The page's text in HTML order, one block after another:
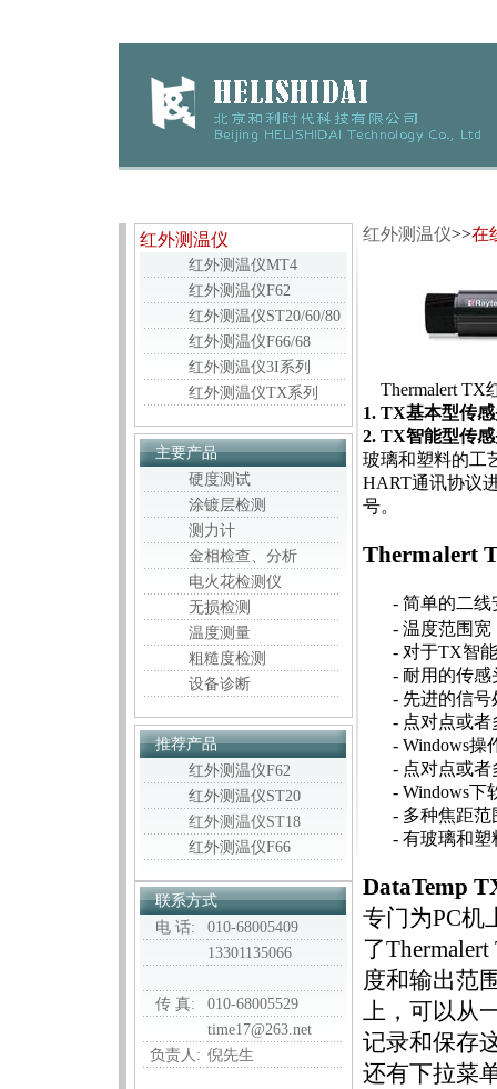
红外测温仪
红外测温仪MT4
红外测温仪F62
红外测温仪ST20/60/80
红外测温仪F66/68
红外测温仪3I系列
红外测温仪TX系列
主要产品
硬度测试
涂镀层检测
测力计
金相检查、分析
电火花检测仪
无损检测
温度测量
粗糙度检测
设备诊断
推荐产品
红外测温仪F62
红外测温仪ST20
红外测温仪ST18
红外测温仪F66
联系方式
电 话:
传 真:
负责人:
010-68005409
13301135066
010-68005529
time17@263.net
倪先生
红外测温仪>>在
Thermalert TX
1. TX基本型传
2. TX智能型传
玻璃和塑料的工
HART通讯协议
号。
Thermalert
- 简单的二线
- 温度范围宽
- 对于TX智
- 耐用的传感
- 先进的信号
- 点对点或者
- Windows操
- 点对点或者
- Windows下
- 多种焦距范
- 有玻璃和
DataTemp
专门为PC机
了
度和输出范
上，可以从
记录和保存
还有下拉菜